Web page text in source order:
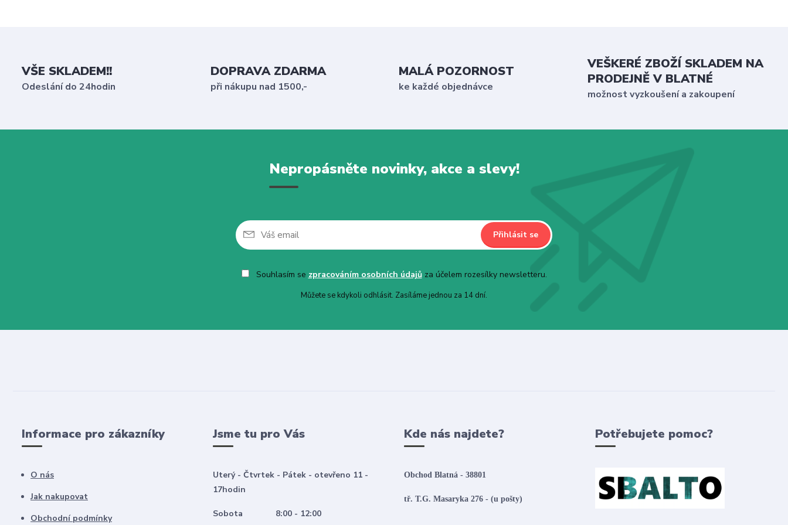
VŠE SKLADEM!!
Odeslání do 24hodin
DOPRAVA ZDARMA
při nákupu nad 1500,-
MALÁ POZORNOST
ke každé objednávce
VEŠKERÉ ZBOŽÍ SKLADEM NA
PRODEJNĚ V BLATNÉ
možnost vyzkoušení a zakoupení
Nepropásněte novinky, akce a slevy!
Přihlásit se
Souhlasím se zpracováním osobních údajůza účelem rozesílky newsletteru.
Můžete se kdykoli odhlásit. Zasíláme jednou za 14 dní.
Informace pro zákazníky
O nás
Jak nakupovat
Obchodní podmínky
Jsme tu pro Vás
Uterý - Čtvrtek - Pátek - otevřeno 11 -
17hodin
Sobota 8:00 - 12:00
Kde nás najdete?
Obchod Blatná - 38801
tř. T.G. Masaryka 276 - (u pošty)
Potřebujete pomoc?